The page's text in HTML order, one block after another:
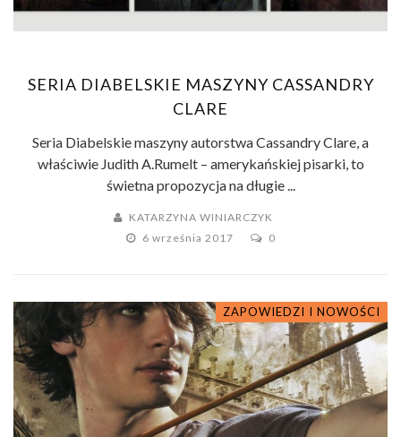
SERIA DIABELSKIE MASZYNY CASSANDRY
CLARE
Seria Diabelskie maszyny autorstwa Cassandry Clare, a
właściwie Judith A.Rumelt – amerykańskiej pisarki, to
świetna propozycja na długie ...
KATARZYNA WINIARCZYK
6 września 2017
0
ZAPOWIEDZI I NOWOŚCI